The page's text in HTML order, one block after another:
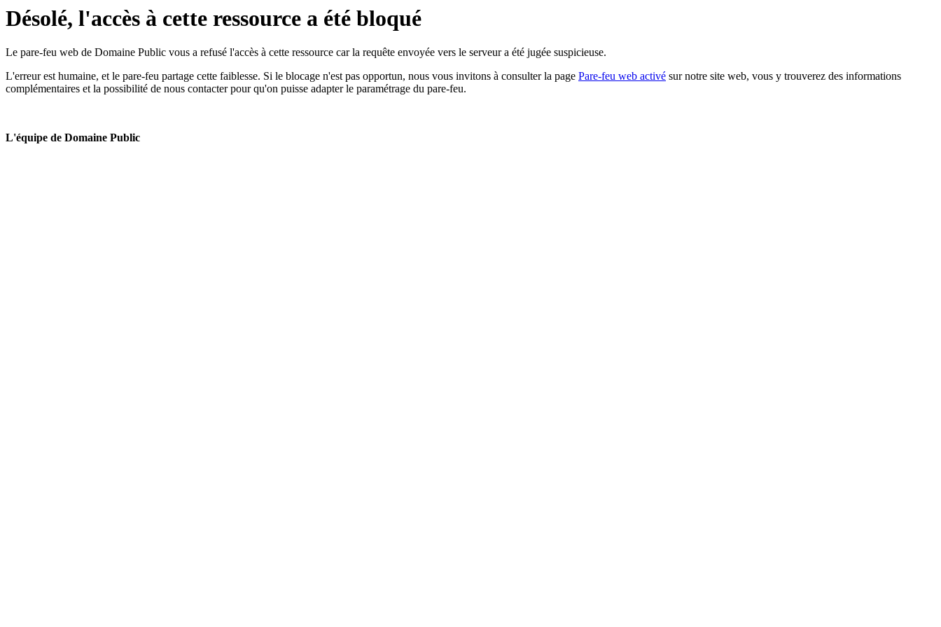
Désolé, l'accès à cette ressource a été bloqué
Le pare-feu web de Domaine Public vous a refusé l'accès à cette ressource car la requête envoyée vers le serveur a été jugée suspicieuse.
L'erreur est humaine, et le pare-feu partage cette faiblesse. Si le blocage n'est pas opportun, nous vous invitons à consulter la page Pare-feu web activé sur notre site web, vous y trouverez des informations
complémentaires et la possibilité de nous contacter pour qu'on puisse adapter le paramétrage du pare-feu.
L'équipe de Domaine Public